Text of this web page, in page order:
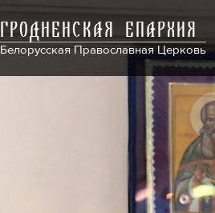
ГРОДНЕНСКАЯ ЕПАРХИЯ
Белорусская Православная Церковь